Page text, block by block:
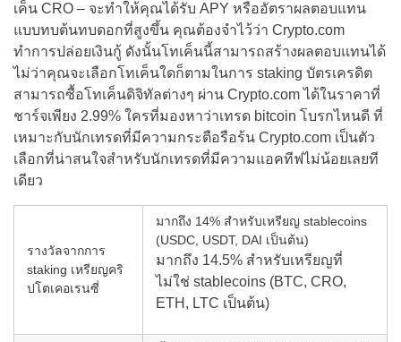
เค็น CRO – จะทำให้คุณได้รับ APY หรืออัตราผลตอบแทน
แบบทบต้นทบดอกที่สูงขึ้น คุณต้องจำไว้ว่า Crypto.com
ทำการปล่อยเงินกู้ ดังนั้นโทเค็นนี้สามารถสร้างผลตอบแทนได้
ไม่ว่าคุณจะเลือกโทเค็นใดก็ตามในการ staking บัตรเครดิต
สามารถซื้อโทเค็นดิจิทัลต่างๆ ผ่าน Crypto.com ได้ในราคาที่
ชาร์จเพียง 2.99% ใครที่มองหาว่าเทรด bitcoin โบรกไหนดี ที่
เหมาะกับนักเทรดที่มีความกระตือรือร้น Crypto.com เป็นตัว
เลือกที่น่าสนใจสำหรับนักเทรดที่มีความแอคทีฟไม่น้อยเลยที
เดียว
รางวัลจากการ
staking เหรียญคริ
ปโตเคอเรนซี่
มากถึง 14% สำหรับเหรียญ stablecoins
(USDC, USDT, DAI เป็นต้น)
มากถึง 14.5% สำหรับเหรียญที่
ไม่ใช่ stablecoins (BTC, CRO,
ETH, LTC เป็นต้น)